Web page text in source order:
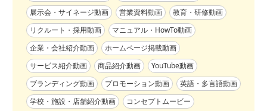
展示会・サイネージ動画
営業資料動画
教育・研修動画
リクルート・採用動画
マニュアル・HowTo動画
企業・会社紹介動画
ホームページ掲載動画
サービス紹介動画
商品紹介動画
YouTube動画
ブランディング動画
プロモーション動画
英語・多言語動画
学校・施設・店舗紹介動画
コンセプトムービー